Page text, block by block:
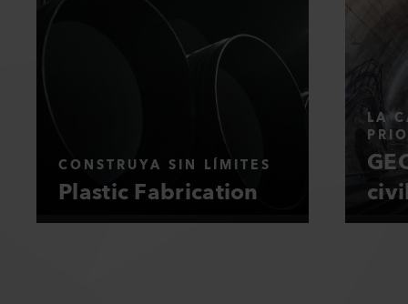
CONSTRUYA SIN LÍMITES
Plastic Fabrication
LA